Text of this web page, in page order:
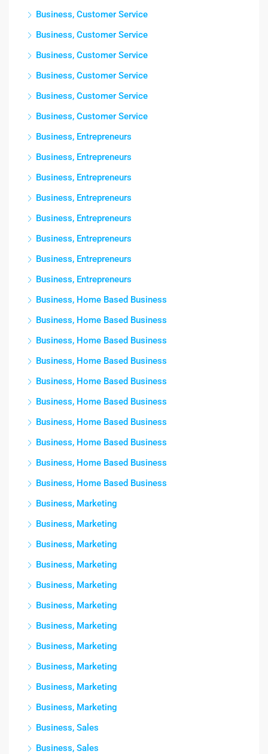
Business, Customer Service
Business, Customer Service
Business, Customer Service
Business, Customer Service
Business, Customer Service
Business, Customer Service
Business, Entrepreneurs
Business, Entrepreneurs
Business, Entrepreneurs
Business, Entrepreneurs
Business, Entrepreneurs
Business, Entrepreneurs
Business, Entrepreneurs
Business, Entrepreneurs
Business, Home Based Business
Business, Home Based Business
Business, Home Based Business
Business, Home Based Business
Business, Home Based Business
Business, Home Based Business
Business, Home Based Business
Business, Home Based Business
Business, Home Based Business
Business, Home Based Business
Business, Marketing
Business, Marketing
Business, Marketing
Business, Marketing
Business, Marketing
Business, Marketing
Business, Marketing
Business, Marketing
Business, Marketing
Business, Marketing
Business, Marketing
Business, Sales
Business, Sales